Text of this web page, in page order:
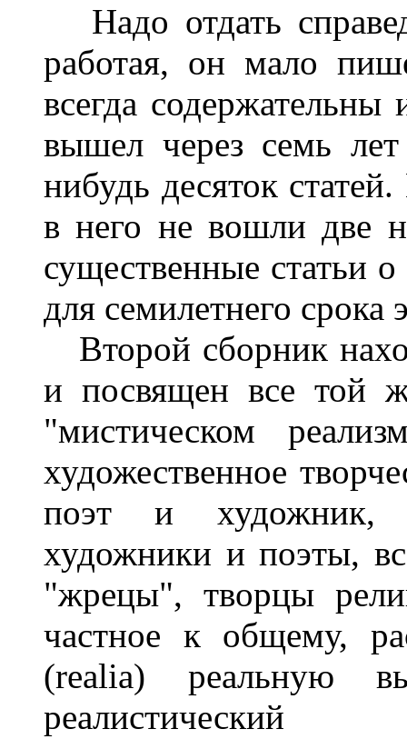
Надо отдать
работая, он мало
всегда
вышел через семь
нибудь десяток
в него не вошли две
существенные статьи
для семилетнего срока
Второй сборник
и посвящен все той
"мистическом
художественное
поэт и художник,
художники и поэты,
"жрецы", творцы
частное к общему,
(realia) реальную